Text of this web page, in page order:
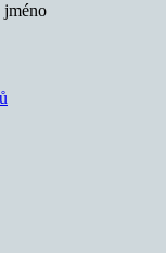
jméno